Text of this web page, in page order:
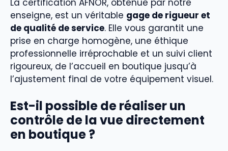
La certification AFNOR, obtenue par notre
enseigne, est un véritable gage de rigueur et
de qualité de service. Elle vous garantit une
prise en charge homogène, une éthique
professionnelle irréprochable et un suivi client
rigoureux, de l’accueil en boutique jusqu’à
l’ajustement final de votre équipement visuel.
Est-il possible de réaliser un
contrôle de la vue directement
en boutique ?